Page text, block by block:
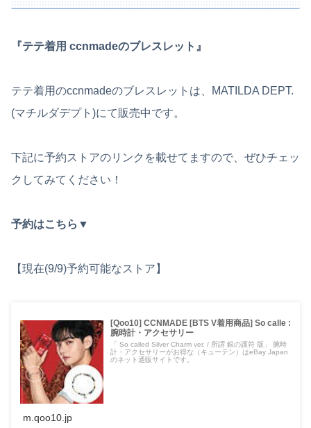
『テテ着用 ccnmadeのブレスレット』
テテ着用のccnmadeのブレスレットは、MATILDA DEPT.
(マチルダデプト)にて販売中です。
下記に予約ストアのリンクを載せてますので、ぜひチェッ
クしてみてください！
予約はこちら▼
【現在(9/9)予約可能なストア】
[Qoo10] CCNMADE [BTS V着用商品] So calle :
腕時計・アクセサリー
「 So called Silver Charm ver. / 所謂 銀の護符 版」 腕時
計・アクセサリーがお得な（キューテン）はeBay Japan
のネット通販サイトです。
m.qoo10.jp